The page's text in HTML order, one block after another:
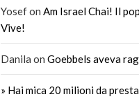
Yosefon Am Israel Chai! Il
Vive!
Danila on Goebbels aveva
» Hai mica 20 milioni da